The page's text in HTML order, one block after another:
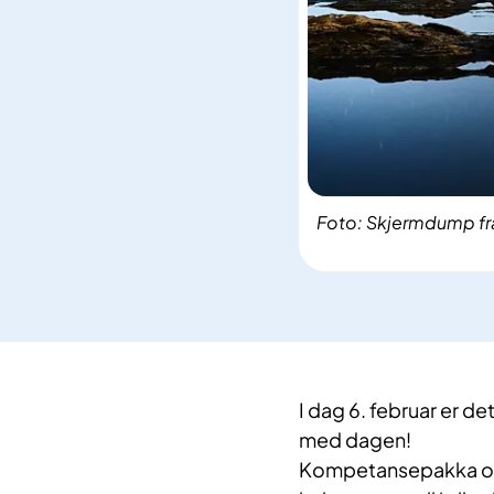
Foto: Skjermdump
I dag 6. februar er
med dagen!
Kompetansepakka